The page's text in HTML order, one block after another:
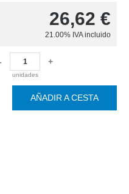
26,62 €
21.00% IVA incluido
unidades
+
AÑADIR A CESTA